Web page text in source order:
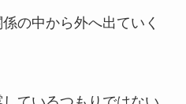
の中から外へ出ていく